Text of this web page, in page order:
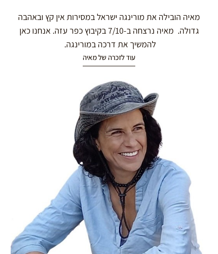
מאיה הובילה את מורינגה ישראל במסירות אין קץ ובאהבה
גדולה. מאיה נרצחה ב-7/10 בקיבוץ כפר עזה. אנחנו כאן
להמשיך את דרכה במורינגה.
עוד לזכרה של מאיה